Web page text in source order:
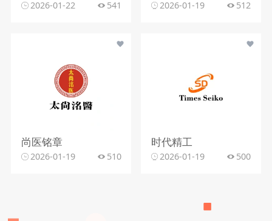
2026-01-22 541 2026-01-19 512
尚医铭章
2026-01-19 510
时代精工
2026-01-19 500